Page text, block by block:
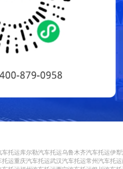
车托运库尔勒汽车托运乌鲁木齐汽车托运伊
托运重庆汽车托运武汉汽车托运常州汽车托运